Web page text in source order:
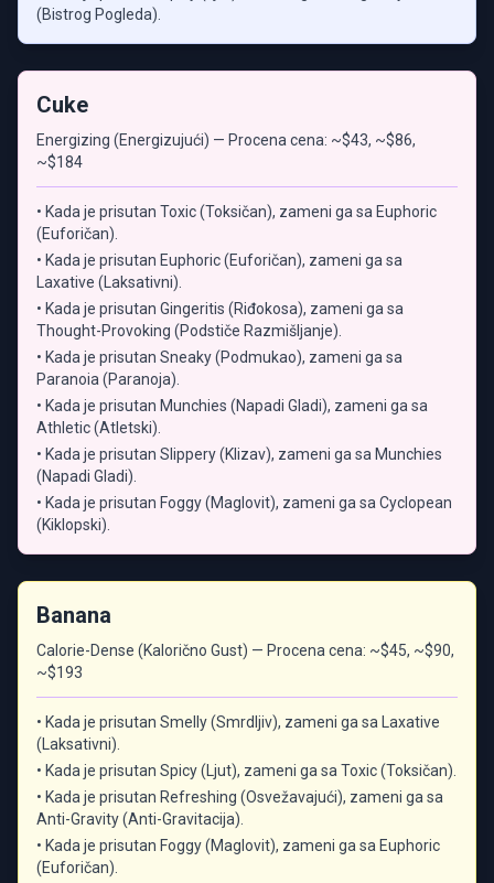
(Bistrog Pogleda).
Cuke
Energizing (Energizujući) — Procena cena: ~$43, ~$86,
~$184
• Kada je prisutan Toxic (Toksičan), zameni ga sa Euphoric
(Euforičan).
• Kada je prisutan Euphoric (Euforičan), zameni ga sa
Laxative (Laksativni).
• Kada je prisutan Gingeritis (Riđokosa), zameni ga sa
Thought-Provoking (Podstiče Razmišljanje).
• Kada je prisutan Sneaky (Podmukao), zameni ga sa
Paranoia (Paranoja).
• Kada je prisutan Munchies (Napadi Gladi), zameni ga sa
Athletic (Atletski).
• Kada je prisutan Slippery (Klizav), zameni ga sa Munchies
(Napadi Gladi).
• Kada je prisutan Foggy (Maglovit), zameni ga sa Cyclopean
(Kiklopski).
Banana
Calorie-Dense (Kalorično Gust) — Procena cena: ~$45, ~$90,
~$193
• Kada je prisutan Smelly (Smrdljiv), zameni ga sa Laxative
(Laksativni).
• Kada je prisutan Spicy (Ljut), zameni ga sa Toxic (Toksičan).
• Kada je prisutan Refreshing (Osvežavajući), zameni ga sa
Anti-Gravity (Anti-Gravitacija).
• Kada je prisutan Foggy (Maglovit), zameni ga sa Euphoric
(Euforičan).